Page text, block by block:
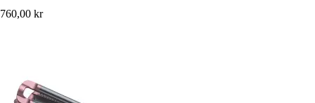
760,00 kr